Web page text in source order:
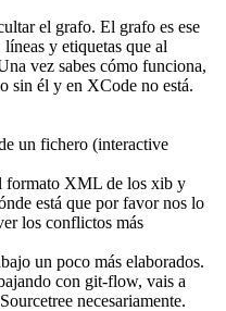
el grafo. El grafo es ese
y etiquetas que al
vez sabes cómo funciona,
sin él y en XCode no está.
un fichero (interactive
formato XML de los xib y
está que por favor nos lo
los conflictos más
un poco más elaborados.
con git-flow, vais a
necesariamente.